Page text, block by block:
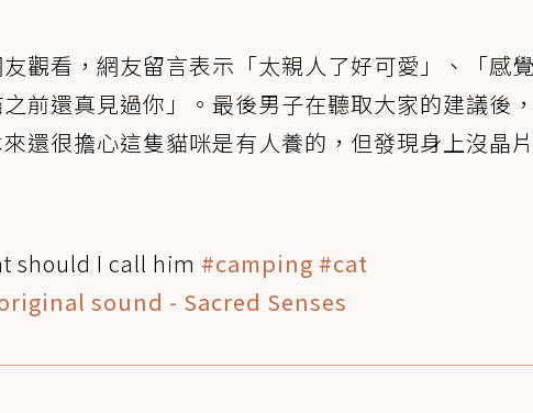
觀看，網友留言表示「太親人了好可愛」、「感
前還真見過你」。最後男子在聽取大家的建議後
還很擔心這隻貓咪是有人養的，但發現身上沒晶
should I call him #camping #cat
sound - Sacred Senses